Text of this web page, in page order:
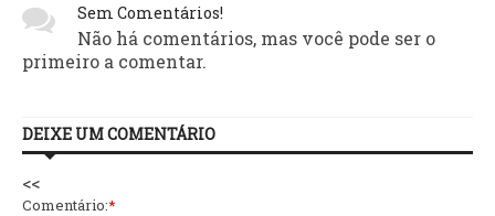
Sem Comentários!
Não há comentários, mas você pode ser o
primeiro a comentar.
DEIXE UM COMENTÁRIO
<<
Comentário:*